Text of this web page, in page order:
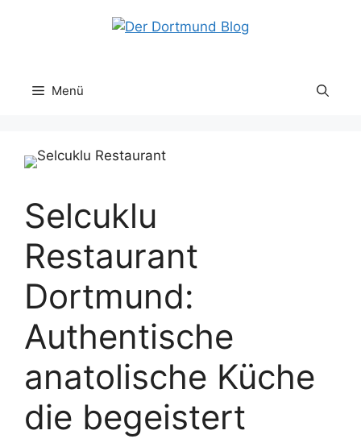
Menü
Selcuklu
Restaurant
Dortmund:
Authentische
anatolische Küche
die begeistert